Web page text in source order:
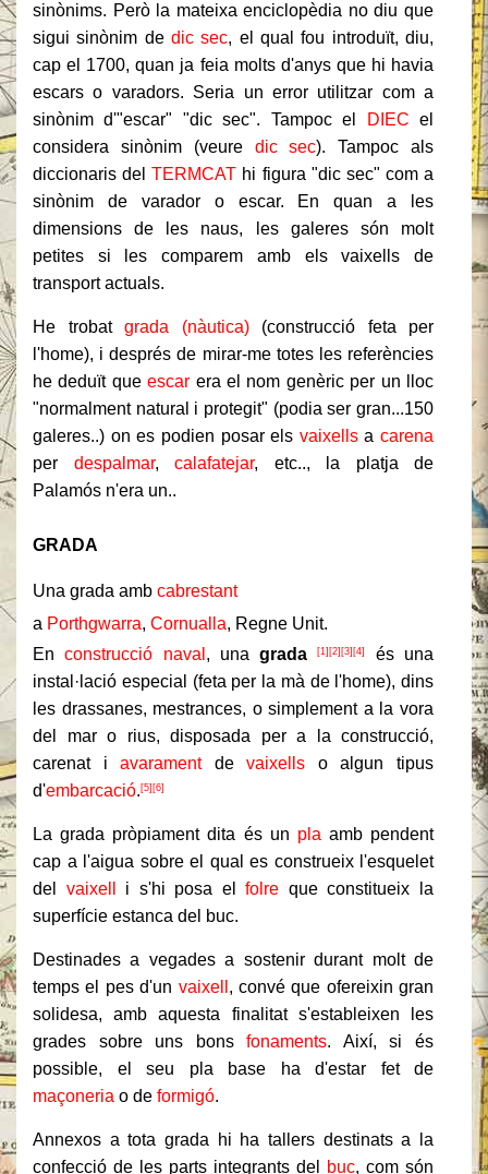
sinònims. Però la mateixa enciclopèdia no diu que
sigui sinònim de dic sec, el qual fou introduït, diu,
cap el 1700, quan ja feia molts d'anys que hi havia
escars o varadors. Seria un error utilitzar com a
sinònim d'"escar" "dic sec". Tampoc el
DIEC el
considera sinònim (veure dic sec). Tampoc als
diccionaris delTERMCAT hi figura "dic sec" com a
sinònim de varador o escar. En quan a les
dimensions de les naus, les galeres són molt
petites si les comparem amb els vaixells de
transport actuals.
He trobat grada (nàutica)(construcció feta per
l'home), i després de mirar-me totes les referències
he deduït queescar era el nom genèric per un lloc
"normalment natural i protegit" (podia ser gran...150
galeres..) on es podien posar els vaixellsa carena
per despalmar, calafatejar, etc.., la platja de
Palamós n'era un..
GRADA
Una grada amb cabrestant
a Porthgwarra, Cornualla, Regne Unit.
Enconstrucció naval , unagrada [1] [2] [3] [4]
és una
instal·lació especial (feta per la mà de l'home), dins
les drassanes, mestrances, o simplement a la vora
del mar o rius, disposada per a la construcció,
carenat iavaramentdevaixells o algun tipus
d'embarcació. [5] [6]
La grada pròpiament dita és un pla amb pendent
cap a l'aigua sobre el qual es construeix l'esquelet
del vaixell i s'hi posa elfolre que constitueix la
superfície estanca del buc.
Destinades a vegades a sostenir durant molt de
temps el pes d'un vaixell , convé que ofereixin gran
solidesa, amb aquesta finalitat s'estableixen les
grades sobre uns bonsfonaments. Així, si és
possible, el seu pla base ha d'estar fet de
maçoneria o de formigó.
Annexos a tota grada hi ha tallers destinats a la
confecció de les parts integrants del
buc, com són